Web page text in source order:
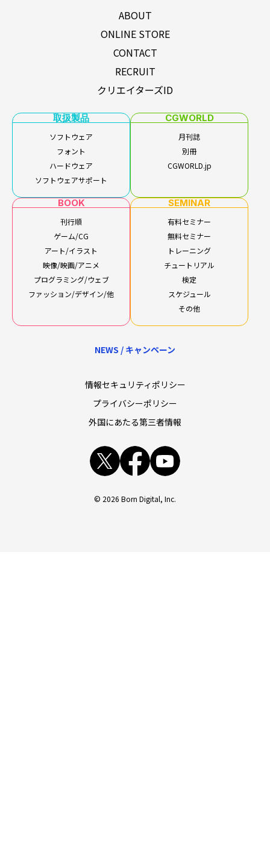
ABOUT
ONLINE STORE
CONTACT
RECRUIT
クリエイターズID
取扱製品
ソフトウェア
フォント
ハードウェア
ソフトウェアサポート
CGWORLD
月刊誌
別冊
CGWORLD.jp
BOOK
刊行順
ゲーム/CG
アート/イラスト
映像/映画/アニメ
プログラミング/ウェブ
ファッション/デザイン/他
SEMINAR
有料セミナー
無料セミナー
トレーニング
チュートリアル
検定
スケジュール
その他
NEWS / キャンペーン
情報セキュリティポリシー
プライバシーポリシー
外国にあたる第三者情報
x facebook
© 2026 Born Digital, Inc.